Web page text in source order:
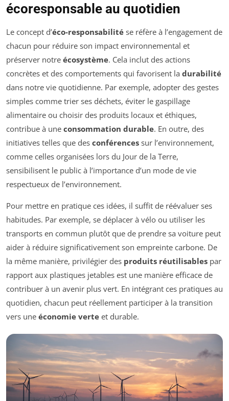
écoresponsable au quotidien
Le concept d’éco-responsabilité se réfère à l’engagement de
chacun pour réduire son impact environnemental et
préserver notre écosystème. Cela inclut des actions
concrètes et des comportements qui favorisent la durabilité
dans notre vie quotidienne. Par exemple, adopter des gestes
simples comme trier ses déchets, éviter le gaspillage
alimentaire ou choisir des produits locaux et éthiques,
contribue à une consommation durable. En outre, des
initiatives telles que des conférences sur l’environnement,
comme celles organisées lors du Jour de la Terre,
sensibilisent le public à l’importance d’un mode de vie
respectueux de l’environnement.
Pour mettre en pratique ces idées, il suffit de réévaluer ses
habitudes. Par exemple, se déplacer à vélo ou utiliser les
transports en commun plutôt que de prendre sa voiture peut
aider à réduire significativement son empreinte carbone. De
la même manière, privilégier des produits réutilisables par
rapport aux plastiques jetables est une manière efficace de
contribuer à un avenir plus vert. En intégrant ces pratiques au
quotidien, chacun peut réellement participer à la transition
vers une économie verte et durable.